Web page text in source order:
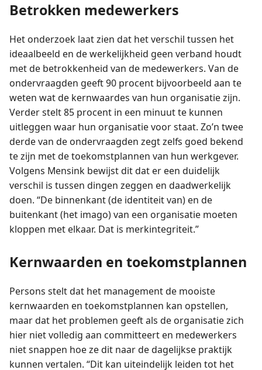
Betrokken medewerkers
Het onderzoek laat zien dat het verschil tussen het
ideaalbeeld en de werkelijkheid geen verband houdt
met de betrokkenheid van de medewerkers. Van de
ondervraagden geeft 90 procent bijvoorbeeld aan te
weten wat de kernwaardes van hun organisatie zijn.
Verder stelt 85 procent in een minuut te kunnen
uitleggen waar hun organisatie voor staat. Zo’n twee
derde van de ondervraagden zegt zelfs goed bekend
te zijn met de toekomstplannen van hun werkgever.
Volgens Mensink bewijst dit dat er een duidelijk
verschil is tussen dingen zeggen en daadwerkelijk
doen. “De binnenkant (de identiteit van) en de
buitenkant (het imago) van een organisatie moeten
kloppen met elkaar. Dat is merkintegriteit.”
Kernwaarden en toekomstplannen
Persons stelt dat het management de mooiste
kernwaarden en toekomstplannen kan opstellen,
maar dat het problemen geeft als de organisatie zich
hier niet volledig aan committeert en medewerkers
niet snappen hoe ze dit naar de dagelijkse praktijk
kunnen vertalen. “Dit kan uiteindelijk leiden tot het